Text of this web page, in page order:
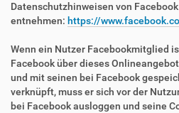
Datenschutzhinweisen von Facebook
entnehmen: https://
Wenn ein Nutzer Facebookmitglied
Facebook über dieses
und mit seinen bei Facebook
verknüpft, muss er sich vor der
bei Facebook ausloggen und seine